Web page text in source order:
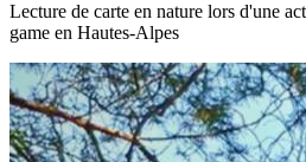
Lecture de carte en nature lors d'une
game en Hautes-Alpes